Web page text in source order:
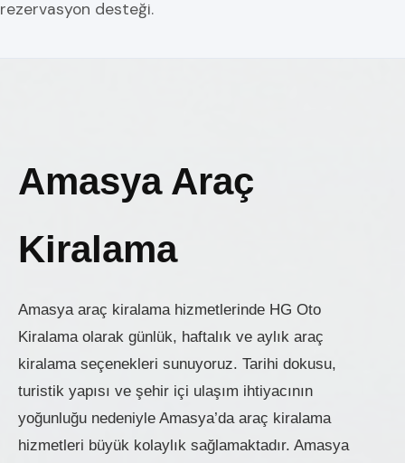
rezervasyon desteği.
Amasya Araç
Kiralama
Amasya araç kiralama hizmetlerinde HG Oto
Kiralama olarak günlük, haftalık ve aylık araç
kiralama seçenekleri sunuyoruz. Tarihi dokusu,
turistik yapısı ve şehir içi ulaşım ihtiyacının
yoğunluğu nedeniyle Amasya’da araç kiralama
hizmetleri büyük kolaylık sağlamaktadır. Amasya